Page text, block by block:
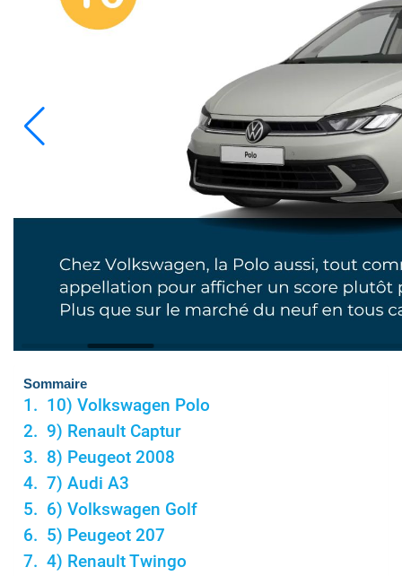
Sommaire
10) Volkswagen Polo
9) Renault Captur
8) Peugeot 2008
7) Audi A3
6) Volkswagen Golf
5) Peugeot 207
4) Renault Twingo